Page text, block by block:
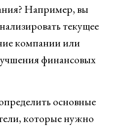
Например, вы
текущее
компании или
финансовых
основные
которые нужно